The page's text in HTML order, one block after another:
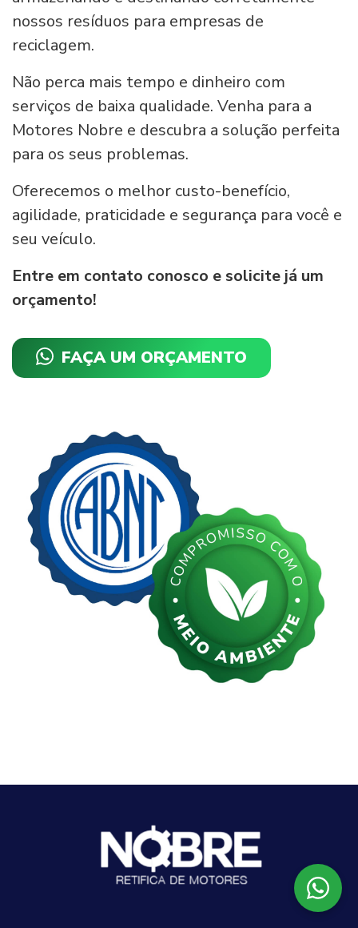
nossos resíduos para empresas de
reciclagem.
Não perca mais tempo e dinheiro com
serviços de baixa qualidade. Venha para a
Motores Nobre e descubra a solução perfeita
para os seus problemas.
Oferecemos o melhor custo-benefício,
agilidade, praticidade e segurança para você e
seu veículo.
Entre em contato conosco e solicite já um
orçamento!
FAÇA UM ORÇAMENTO